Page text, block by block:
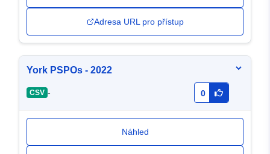
Adresa URL pro přístup
York PSPOs - 2022
CSV - 0
Náhled